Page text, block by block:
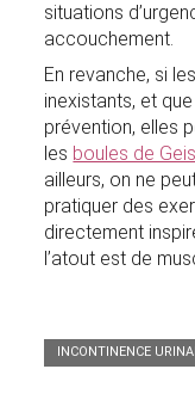
situations
accouchement.
En revanche, si
inexistants, et
prévention, elles
les boules de
ailleurs, on ne
pratiquer des
directement
l’atout est de
INCONTINENCE